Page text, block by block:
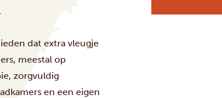
dat extra vleugje
meestal op
zorgvuldig
en een eigen